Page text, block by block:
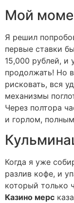
Мой
Я решил
первые ставки
15,000 рублей, и
продолжать! Но
рисковать, вся
механизмы
Через полтора
и горлом,
Когда я уже
разлив кофе, и
который только
Казино мерс